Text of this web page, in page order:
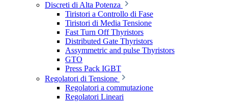
Discreti di Alta Potenza
Tiristori a Controllo di Fase
Tiristori di Media Tensione
Fast Turn Off Thyristors
Distributed Gate Thyristors
Assymmetric and pulse Thyristors
GTO
Press Pack IGBT
Regolatori di Tensione
Regolatori a commutazione
Regolatori Lineari